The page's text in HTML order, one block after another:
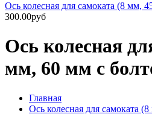
Ось колесная для самоката (8 мм,
300.00руб
Ось колесная
мм, 60 мм с
Главная
Ось колесная для самоката